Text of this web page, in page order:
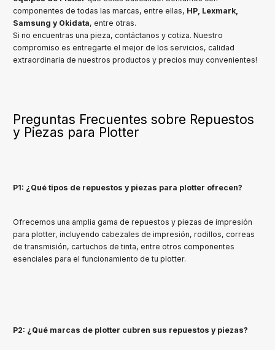
componentes de todas las marcas, entre ellas, HP, Lexmark,
Samsung y Okidata, entre otras.
Si no encuentras una pieza, contáctanos y cotiza. Nuestro
compromiso es entregarte el mejor de los servicios, calidad
extraordinaria de nuestros productos y precios muy convenientes!
Preguntas Frecuentes sobre Repuestos
y Piezas para Plotter
P1: ¿Qué tipos de repuestos y piezas para plotter ofrecen?
Ofrecemos una amplia gama de repuestos y piezas de impresión
para plotter, incluyendo cabezales de impresión, rodillos, correas
de transmisión, cartuchos de tinta, entre otros componentes
esenciales para el funcionamiento de tu plotter.
P2: ¿Qué marcas de plotter cubren sus repuestos y piezas?